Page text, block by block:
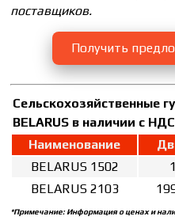
поставщиков.
Получить
Сельскохозяйственные
BELARUS в наличии с
Наименование
BELARUS 1502
BELARUS 2103
*Примечание: Информация о ценах и